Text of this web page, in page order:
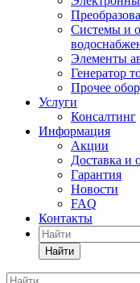
Системы и
Элементы
Генератор
Прочее
Услуги
Консалтинг
Информация
Акции
Доставка и
Гарантия
Новости
FAQ
Контакты
Найти